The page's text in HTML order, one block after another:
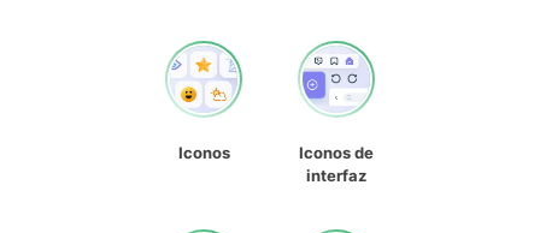
Iconos
Iconos de
interfaz